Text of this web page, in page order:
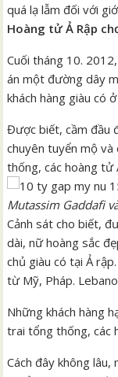
quá lạ lẫm đối với
Hoàng tử Ả Rập
Cuối tháng 10.
án một đường dây
khách hàng giàu có
Được biết, cầm đầu
chuyên tuyển mộ
thống, các hoàng tử
Mutassim Gaddafi
Cảnh sát cho biết,
dài, nữ hoàng sắc
chủ giàu có tại Ả
từ Mỹ, Pháp.
Những khách hàng
trai tổng thống, các
Cách đây không